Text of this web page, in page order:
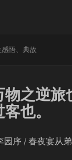
感悟、典故
之逆旅
也。
序 / 春夜宴从弟